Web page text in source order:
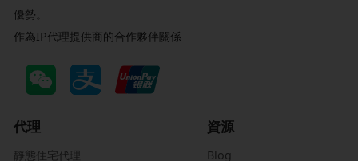
優勢。
作為IP代理提供商的合作夥伴關係
代理
靜態住宅代理
資源
Blog